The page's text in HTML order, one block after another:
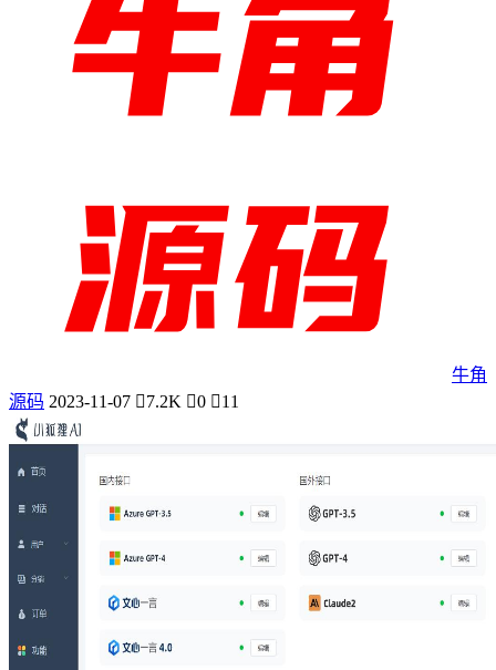
牛角
源码 2023-11-07 7.2K 0 11